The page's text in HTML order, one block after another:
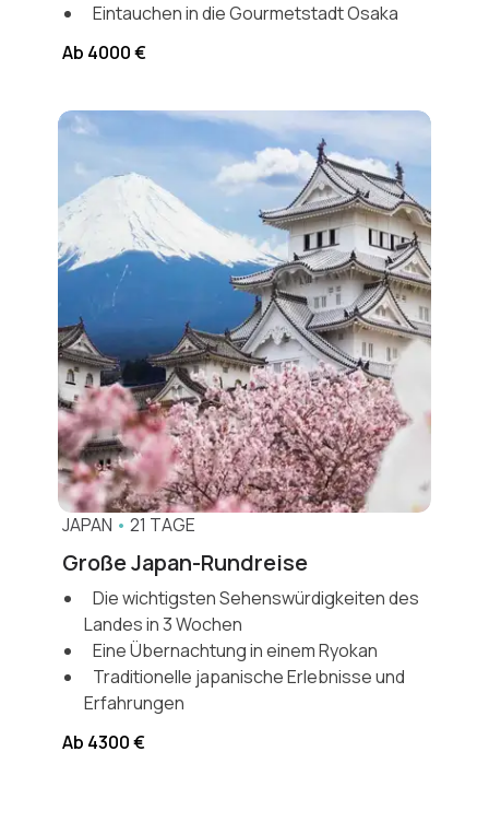
Eintauchen in die Gourmetstadt Osaka
Ab 4000 €
JAPAN • 21 TAGE
Große Japan-Rundreise
Die wichtigsten Sehenswürdigkeiten des
Landes in 3 Wochen
Eine Übernachtung in einem Ryokan
Traditionelle japanische Erlebnisse und
Erfahrungen
Ab 4300 €